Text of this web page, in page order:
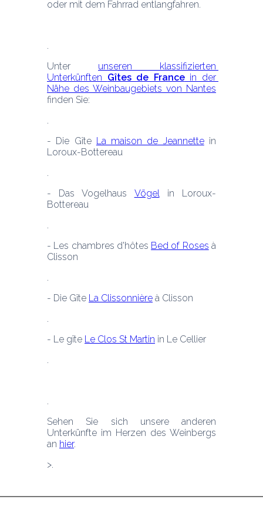
Unter unseren klassifizierten
Unterkünften Gîtes de France in der
Nähe des Weinbaugebiets von Nantes
finden Sie:
- Die Gîte La maison de Jeannette in
Loroux-Bottereau
- Das Vogelhaus Vögel in Loroux-
Bottereau
- Les chambres d'hôtes Bed of Roses à
Clisson
- Die Gîte La Clissonnière à Clisson
- Le gîte Le Clos St Martin in Le Cellier
Sehen Sie sich unsere anderen
Unterkünfte im Herzen des Weinbergs
an hier.
>.